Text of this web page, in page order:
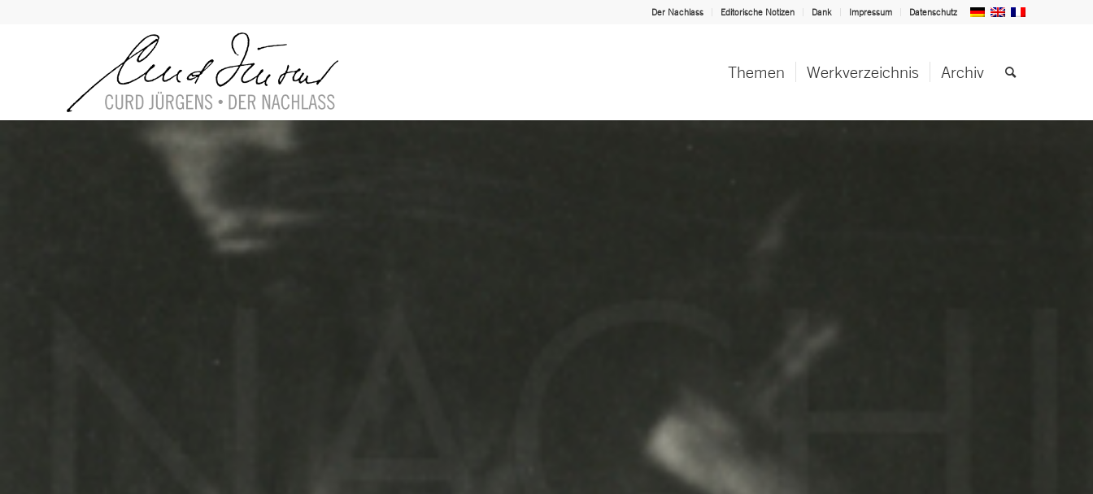
Der Nachlass Editorische Notizen Dank Impressum Datenschutz
Themen Werkverzeichnis Archiv